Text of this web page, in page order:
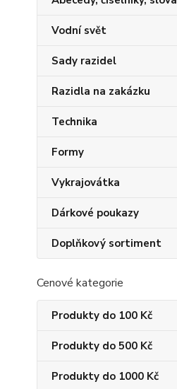
Vodní svět
Sady razidel
Razidla na zakázku
Technika
Formy
Vykrajovátka
Dárkové poukazy
Doplňkový sortiment
Cenové kategorie
Produkty do 100 Kč
Produkty do 500 Kč
Produkty do 1000 Kč